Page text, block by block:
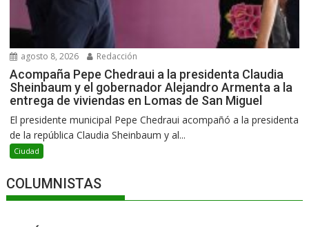
agosto 8, 2026 Redacción
Acompaña Pepe Chedraui a la presidenta Claudia
Sheinbaum y el gobernador Alejandro Armenta a la
entrega de viviendas en Lomas de San Miguel
El presidente municipal Pepe Chedraui acompañó a la presidenta
de la república Claudia Sheinbaum y al...
Ciudad
COLUMNISTAS